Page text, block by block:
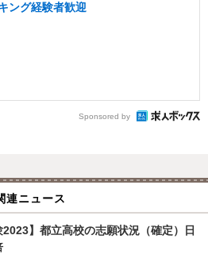
ング経験者歓迎
Sponsored by
連ニュース
2023】都立高校の志願状況（確定）日